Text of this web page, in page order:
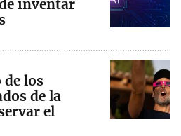
inventar
de los
de la
el